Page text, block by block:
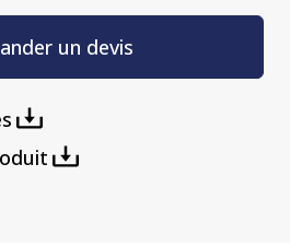
un devis